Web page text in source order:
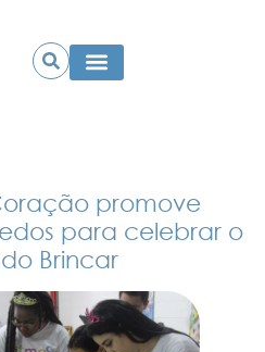
promove
para celebrar o
Brincar